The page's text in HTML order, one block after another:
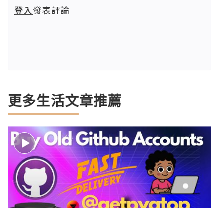
登入發表評論
更多生活文章推薦